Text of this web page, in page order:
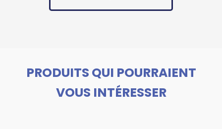
PRODUITS QUI POURRAIENT
VOUS INTÉRESSER